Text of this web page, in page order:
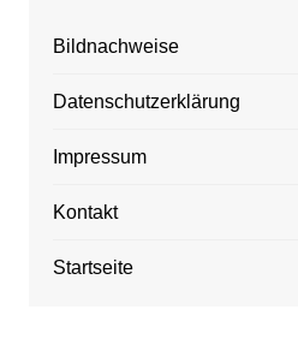
Bildnachweise
Datenschutzerklärung
Impressum
Kontakt
Startseite